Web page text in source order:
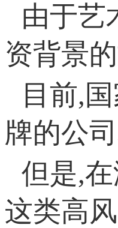
由于艺
资背景
目前,
牌的公
但是,
这类高